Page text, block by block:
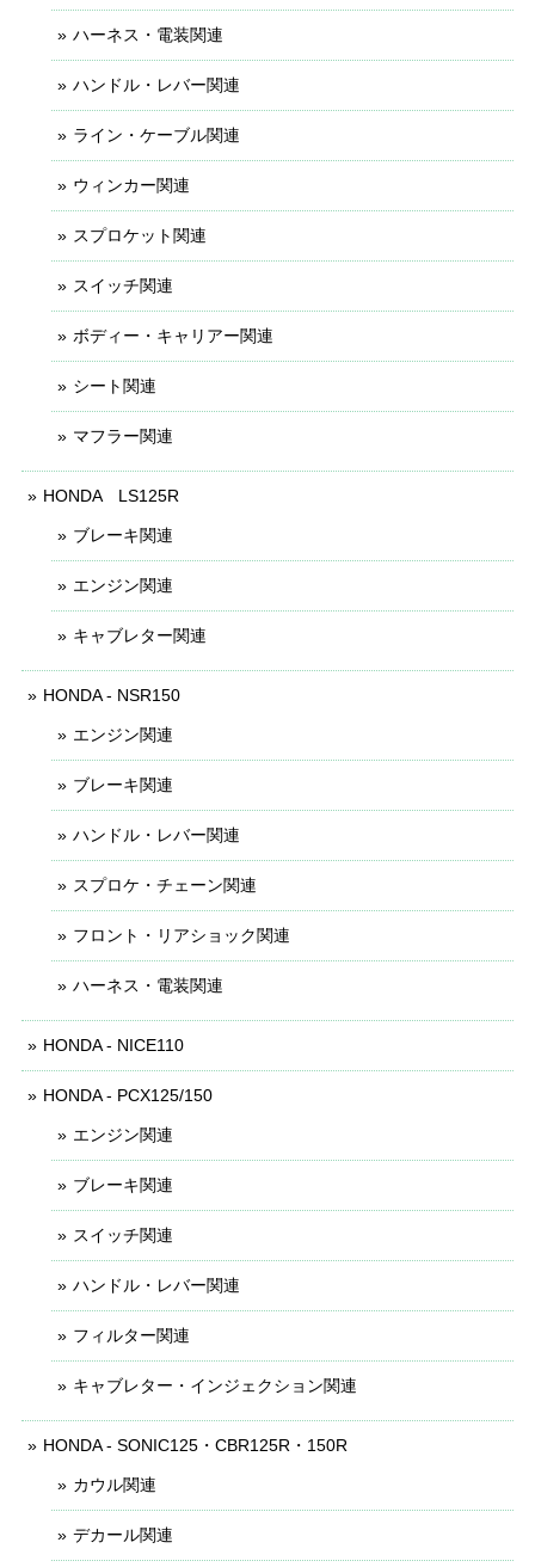
ハーネス・電装関連
ハンドル・レバー関連
ライン・ケーブル関連
ウィンカー関連
スプロケット関連
スイッチ関連
ボディー・キャリアー関連
シート関連
マフラー関連
HONDA LS125R
ブレーキ関連
エンジン関連
キャブレター関連
HONDA - NSR150
エンジン関連
ブレーキ関連
ハンドル・レバー関連
スプロケ・チェーン関連
フロント・リアショック関連
ハーネス・電装関連
HONDA - NICE110
HONDA - PCX125/150
エンジン関連
ブレーキ関連
スイッチ関連
ハンドル・レバー関連
フィルター関連
キャブレター・インジェクション関連
HONDA - SONIC125・CBR125R・150R
カウル関連
デカール関連